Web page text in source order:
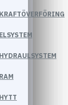
KRAFTÖVERFÖRING
ELSYSTEM
HYDRAULSYSTEM
RAM
HYTT